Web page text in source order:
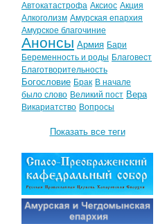
Автокатастрофа Аксиос Акция
Алкоголизм Амурская епархия
Амурское благочиние
Анонсы Армия Бари
Беременность и роды Благовест
Благотворительность
Богословие Брак В начале
было слово Великий пост Вера
Викариатство Вопросы
Показать все теги